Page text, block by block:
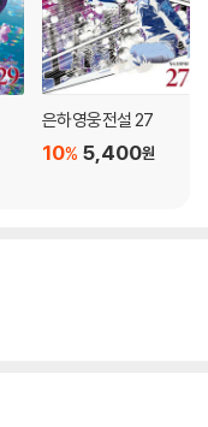
은하영웅전설 27
5,400원
10%